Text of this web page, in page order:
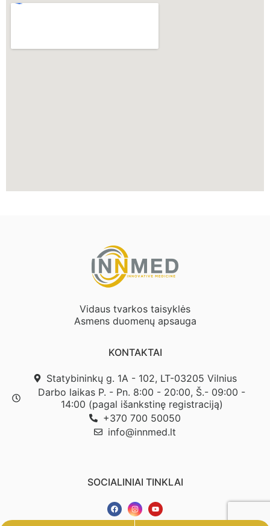
Vidaus tvarkos taisyklės
Asmens duomenų apsauga
KONTAKTAI
Statybininkų g. 1A - 102, LT-03205 Vilnius
Darbo laikas P. - Pn. 8:00 - 20:00, Š.- 09:00 -
14:00 (pagal išankstinę registraciją)
+370 700 50050
info@innmed.lt
SOCIALINIAI TINKLAI